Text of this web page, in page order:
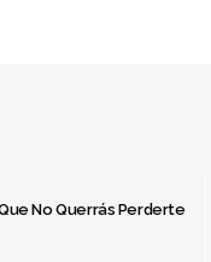
No Querrás Perderte